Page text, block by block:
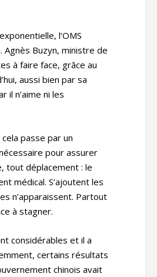
l’OMS
Agnès Buzyn, ministre de
à faire face, grâce au
aussi bien par sa
il n’aime ni les
passe par un
pour assurer
tout déplacement : le
médical. S’ajoutent les
n’apparaissent. Partout
à stagner.
considérables et il a
certains résultats
chinois avait